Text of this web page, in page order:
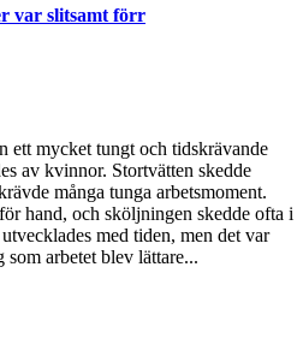
var slitsamt förr
ett mycket tungt och tidskrävande
av kvinnor. Stortvätten skedde
många tunga arbetsmoment.
hand, och sköljningen skedde ofta i
med tiden, men det var
arbetet blev lättare...